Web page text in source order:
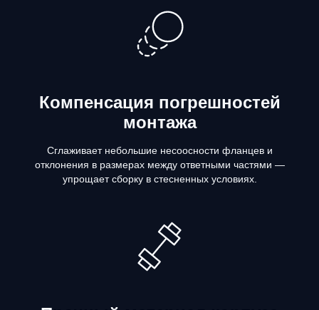
Компенсация погрешностей
монтажа
Сглаживает небольшие несоосности фланцев и
отклонения в размерах между ответными частями —
упрощает сборку в стесненных условиях.